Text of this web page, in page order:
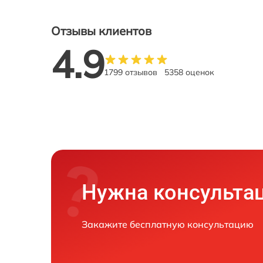
Отзывы клиентов
4.91799 отзывов 5358 оценок
Нужна
Закажите бесплатную консультацию